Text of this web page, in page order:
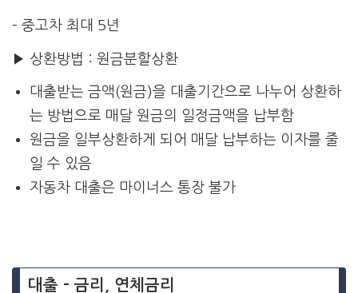
– 중고차 최대 5년
▶ 상환방법 : 원금분할상환
대출받는 금액(원금)을 대출기간으로 나누어 상환하
는 방법으로 매달 원금의 일정금액을 납부함
원금을 일부상환하게 되어 매달 납부하는 이자를 줄
일 수 있음
자동차 대출은 마이너스 통장 불가
대출 – 금리, 연체금리